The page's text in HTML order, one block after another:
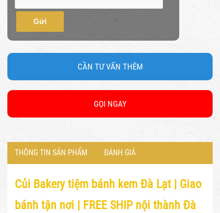
Gửi
CẦN TƯ VẤN THÊM
GỌI NGAY
THÔNG TIN SẢN PHẨM ĐÁNH GIÁ
Củi Bakery tiệm bánh kem Đà Lạt | Giao
bánh tận nơi | FREE SHIP nội thành Đà